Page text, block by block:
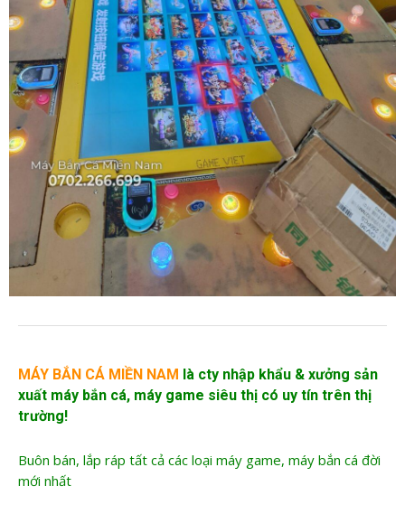
MÁY BẮN CÁ MIỀN NAM là cty nhập khẩu & xưởng sản
xuất máy bắn cá, máy game siêu thị có uy tín trên thị
trường!
Buôn bán, lắp ráp tất cả các loại máy game, máy bắn cá đời
mới nhất